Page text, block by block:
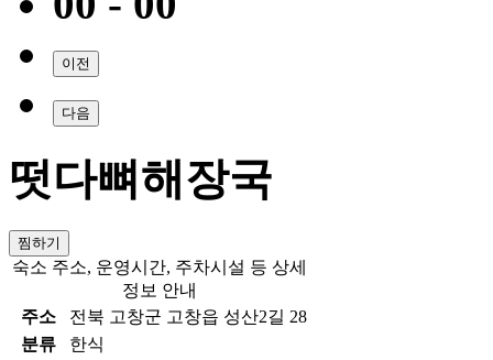
이전
다음
떳다뼈해장국
찜하기
숙소 주소, 운영시간, 주차시설 등 상세
정보 안내
주소
전북 고창군 고창읍 성산2길 28
분류
한식